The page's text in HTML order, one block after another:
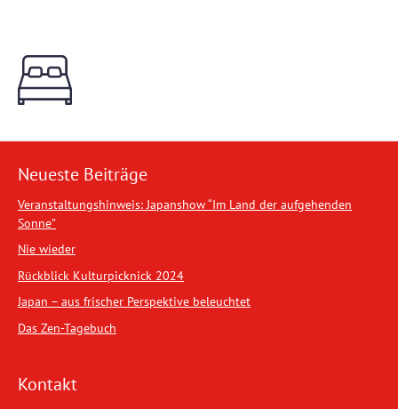
Neueste Beiträge
Veranstaltungshinweis: Japanshow “Im Land der aufgehenden
Sonne”
Nie wieder
Rückblick Kulturpicknick 2024
Japan – aus frischer Perspektive beleuchtet
Das Zen-Tagebuch
Kontakt